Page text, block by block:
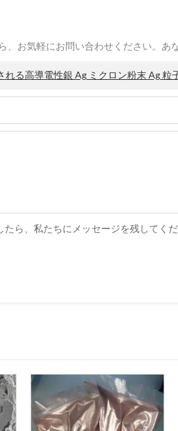
、お気軽にお問い合わせください。あ
れる高導電性銀 Ag ミクロン粉末 Ag 粒
たら、私たちにメッセージを残してく